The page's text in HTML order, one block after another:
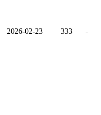
2026-02-23 333 -